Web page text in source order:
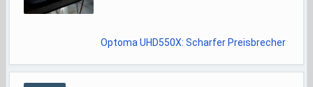
Optoma UHD550X: Scharfer Preisbrecher